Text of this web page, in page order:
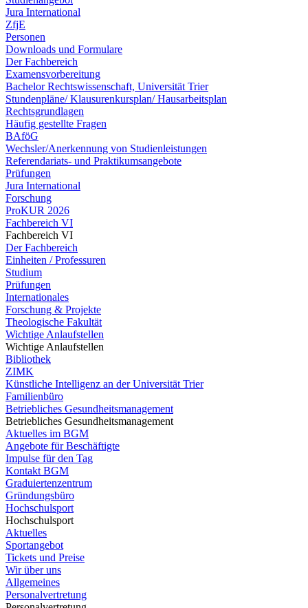
Jura International
ZfjE
Personen
Downloads und Formulare
Der Fachbereich
Examensvorbereitung
Bachelor Rechtswissenschaft, Universität Trier
Stundenpläne/ Klausurenkursplan/ Hausarbeitsplan
Rechtsgrundlagen
Häufig gestellte Fragen
BAföG
Wechsler/Anerkennung von Studienleistungen
Referendariats- und Praktikumsangebote
Prüfungen
Jura International
Forschung
ProKUR 2026
Fachbereich VI
Fachbereich VI
Der Fachbereich
Einheiten / Professuren
Studium
Prüfungen
Internationales
Forschung & Projekte
Theologische Fakultät
Wichtige Anlaufstellen
Wichtige Anlaufstellen
Bibliothek
ZIMK
Künstliche Intelligenz an der Universität Trier
Familienbüro
Betriebliches Gesundheitsmanagement
Betriebliches Gesundheitsmanagement
Aktuelles im BGM
Angebote für Beschäftigte
Impulse für den Tag
Kontakt BGM
Graduiertenzentrum
Gründungsbüro
Hochschulsport
Hochschulsport
Aktuelles
Sportangebot
Tickets und Preise
Wir über uns
Allgemeines
Personalvertretung